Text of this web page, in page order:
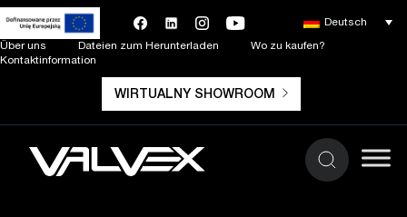
Über uns Dateien zum Herunterladen
Wo zu kaufen?
Kontaktinformation
WIRTUALNY SHOWROOM
Deutsch